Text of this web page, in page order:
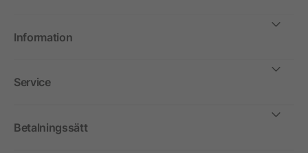
Information
Service
Betalningssätt